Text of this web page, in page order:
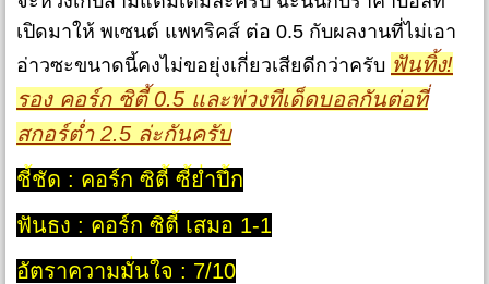
เปิดมาให้ พเซนต์ แพทริคส์ ต่อ 0.5 กับผลงานที่ไม่เอา
อ่าวซะขนาดนี้คงไม่ขอยุ่งเกี่ยวเสียดีกว่าครับ ฟันทิ้ง!
รอง คอร์ก ซิตี้ 0.5 และพ่วงทีเด็ดบอลกันต่อที่
สกอร์ต่ำ 2.5 ล่ะกันครับ
ชี้ชัด : คอร์ก ซิตี้ ซี้ย่ำปึ้ก
ฟันธง : คอร์ก ซิตี้ เสมอ 1-1
อัตราความมั่นใจ : 7/10